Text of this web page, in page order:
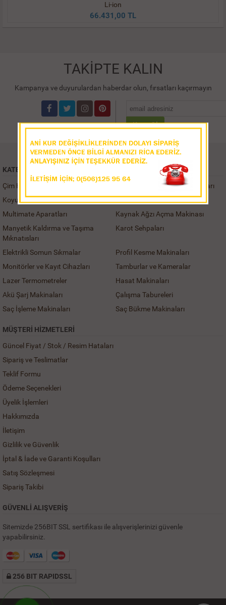
Li-ion
66.431,00 TL
TAKİPTE KALIN
Kampanya ve duyurulardan haberdar olun, fırsatları kaçırmayın
Kayıt Ol
KATEGORILER
Çim Havalandırma Makinaları
Çivi ve Zımba Çakma Makinaları
Koyun Kırkma Makinası
Alçı Zımparalama Makinaları
Multimate Aparatları
Kaynak Ağzı Açma Makinası
Manyetik Kaldırma ve Taşıma
Mıknatısları
Karot Sehpaları
Elektrikli Somun Sıkmalar
Profil Kesme Makinaları
Monitörler ve Kayıt Cihazları
Tamburlar ve Kameralar
Lazer Termometreler
Hasat Makinaları
Akü Şarj Makinaları
Çalışma Tabureleri
Saç İşleme Makinaları
Saç Bükme Makinaları
MÜŞTERI HIZMETLERI
Güncel Fiyat / Stok / Resim Hataları
Sipariş ve Teslimatlar
Teklif Formu
Ödeme Seçenekleri
Üyelik İşlemleri
Hakkımızda
İletişim
Gizlilik ve Güvenlik
İptal & İade ve Garanti Koşulları
Satış Sözleşmesi
Sipariş Takibi
GÜVENLİ ALIŞVERİŞ
Sitemizde 256BIT SSL sertifikası ile alışverişlerinizi güvenle
yapabilirsiniz.
256 BIT RAPIDSSL